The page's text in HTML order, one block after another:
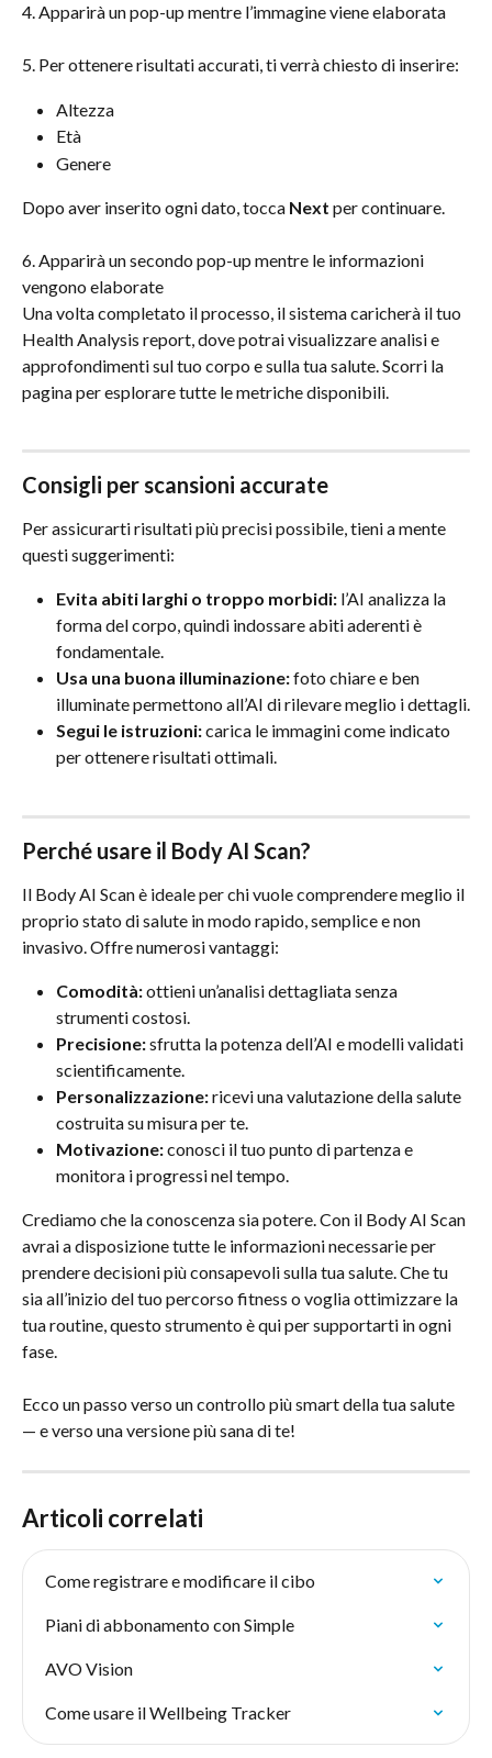
4. Apparirà un pop-up mentre l’immagine viene elaborata
5. Per ottenere risultati accurati, ti verrà chiesto di inserire:
Altezza
Età
Genere
Dopo aver inserito ogni dato, tocca Next per continuare.
6. Apparirà un secondo pop-up mentre le informazioni
vengono elaborate
Una volta completato il processo, il sistema caricherà il tuo
Health Analysis report, dove potrai visualizzare analisi e
approfondimenti sul tuo corpo e sulla tua salute. Scorri la
pagina per esplorare tutte le metriche disponibili.
Consigli per scansioni accurate
Per assicurarti risultati più precisi possibile, tieni a mente
questi suggerimenti:
Evita abiti larghi o troppo morbidi: l’AI analizza la
forma del corpo, quindi indossare abiti aderenti è
fondamentale.
Usa una buona illuminazione: foto chiare e ben
illuminate permettono all’AI di rilevare meglio i dettagli.
Segui le istruzioni: carica le immagini come indicato
per ottenere risultati ottimali.
Perché usare il Body AI Scan?
Il Body AI Scan è ideale per chi vuole comprendere meglio il
proprio stato di salute in modo rapido, semplice e non
invasivo. Offre numerosi vantaggi:
Comodità: ottieni un’analisi dettagliata senza
strumenti costosi.
Precisione: sfrutta la potenza dell’AI e modelli validati
scientificamente.
Personalizzazione: ricevi una valutazione della salute
costruita su misura per te.
Motivazione: conosci il tuo punto di partenza e
monitora i progressi nel tempo.
Crediamo che la conoscenza sia potere. Con il Body AI Scan
avrai a disposizione tutte le informazioni necessarie per
prendere decisioni più consapevoli sulla tua salute. Che tu
sia all’inizio del tuo percorso fitness o voglia ottimizzare la
tua routine, questo strumento è qui per supportarti in ogni
fase.
Ecco un passo verso un controllo più smart della tua salute
— e verso una versione più sana di te!
Articoli correlati
Come registrare e modificare il cibo
Piani di abbonamento con Simple
AVO Vision
Come usare il Wellbeing Tracker